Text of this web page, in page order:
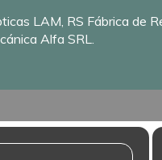
LAM, RS Fábrica de
Alfa SRL.